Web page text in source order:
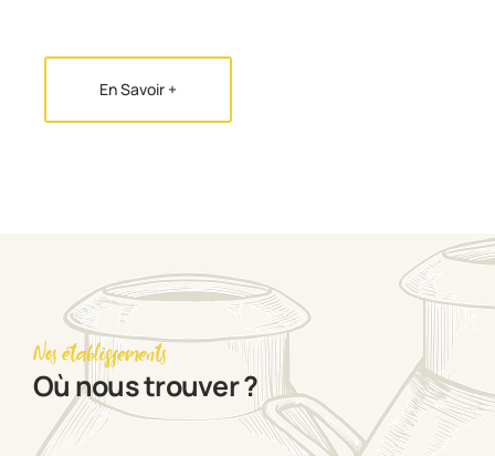
En Savoir +
Nos établissements
Où nous trouver ?